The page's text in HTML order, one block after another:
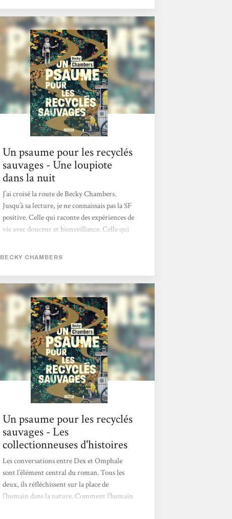
Un psaume pour les recyclés
sauvages - Une loupiote
dans la nuit
J’ai croisé la route de Becky Chambers.
Jusqu’à sa lecture, je ne connaissais pas la SF
positive. Celle qui raconte des expériences de
vie avec douceur et bienveillance. Celle qui
exploiter leurs facettes de façons
psaume pour les recyclés sauvages, a pris une
signification profonde au cours de ma
lecture pleine de réflexions. J’ai abordé ce
recueil de préceptes sages pas à pas, un
chapitre par jour, afin de digérer chaque
enseignement, chaque parole, de
m’imprégner d’eux pour garder ce qui me
serait...
BECKY CHAMBERS
Un psaume pour les recyclés
sauvages - Les
collectionneuses d'histoires
Les conversations entre Dex et Omphale
sont l’élément central du roman. Tous les
deux, ils réfléchissent sur la place de
l’humain dans la nature. Comment l’humain